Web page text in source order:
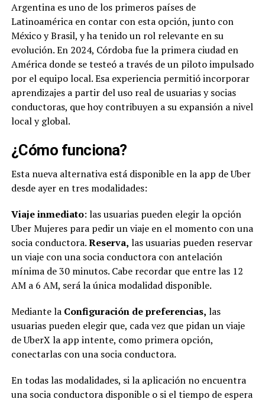
Argentina es uno de los primeros países de
Latinoamérica en contar con esta opción, junto con
México y Brasil, y ha tenido un rol relevante en su
evolución. En 2024, Córdoba fue la primera ciudad en
América donde se testeó a través de un piloto impulsado
por el equipo local. Esa experiencia permitió incorporar
aprendizajes a partir del uso real de usuarias y socias
conductoras, que hoy contribuyen a su expansión a nivel
local y global.
¿Cómo funciona?
Esta nueva alternativa está disponible en la app de Uber
desde ayer en tres modalidades:
Viaje inmediato: las usuarias pueden elegir la opción
Uber Mujeres para pedir unviaje en el momento con una
socia conductora.Reserva, las usuarias pueden reservar
un viaje con una socia conductora con antelación
mínima de 30 minutos. Cabe recordar que entre las 12
AM a 6 AM, será la única modalidad disponible.
Mediante la Configuración de preferencias, las
usuarias pueden elegir que, cada vez que pidanun viaje
de UberX la app intente, como primera opción,
conectarlas con una socia conductora.
En todas las modalidades, si la aplicación no encuentra
una socia conductora disponible o si el tiempo de espera